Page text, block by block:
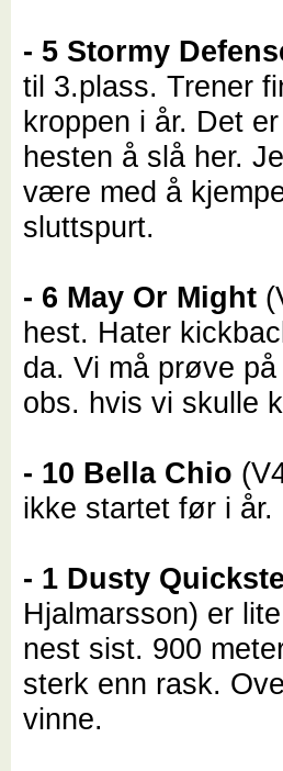
- 5 Stormy
til 3.plass. Trener
kroppen i år. Det
hesten å slå her.
være med å
sluttspurt.
- 6 May Or Might
hest. Hater
da. Vi må prøve
obs. hvis vi skulle
- 10 Bella Chio
ikke startet før i
- 1 Dusty
Hjalmarsson) er
nest sist. 900
sterk enn rask.
vinne.